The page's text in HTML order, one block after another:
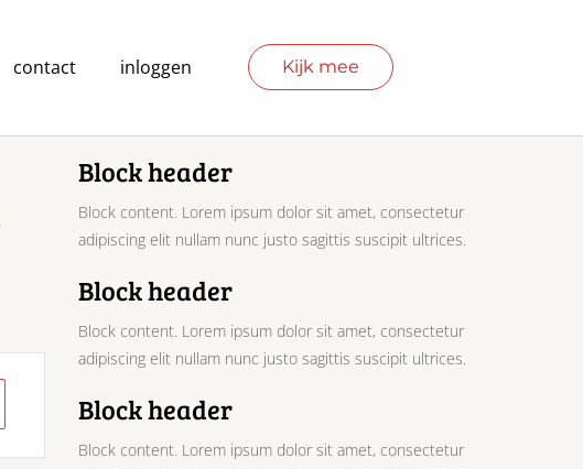
contact inloggen Kijk mee
Block header
Block content. Lorem ipsum dolor sit amet, consectetur
adipiscing elit nullam nunc justo sagittis suscipit ultrices.
Block header
Block content. Lorem ipsum dolor sit amet, consectetur
adipiscing elit nullam nunc justo sagittis suscipit ultrices.
Block header
Block content. Lorem ipsum dolor sit amet, consectetur